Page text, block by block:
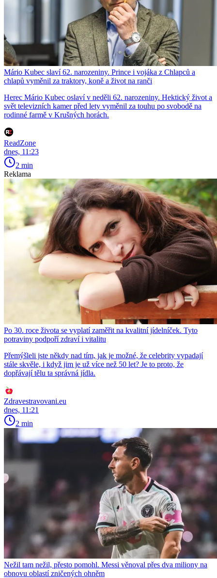
Mário Kubec slaví 62. narozeniny. Prince i vojáka z Chlapců a
chlapů vyměnil za traktory, koně a život na ranči
Herec Mário Kubec oslaví v neděli 62. narozeniny. Hektický život a
svět televizních kamer před lety vyměnil za touhu po svobodě na
rodinné farmě v Krušných horách.
ReadZone
dnes, 11:23
2 min
Reklama
Po 30. roce života se vyplatí zaměřit na kvalitní jídelníček. Tyto
potraviny podpoří zdraví i vitalitu
Přemýšleli jste někdy nad tím, jak je možné, že celebrity vypadají
stále skvěle, i když jim je už více než 50 let? Je to proto, že
dopřávají tělu ta správná jídla.
Zdravestravovani.eu
dnes, 11:21
2 min
Nežil tam nežil, přesto pomohl. Messi věnoval přes dva miliony na
obnovu oblastí zničených ohněm